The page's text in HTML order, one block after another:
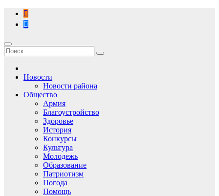
Перейти
содержимому
Новости
Новости района
Общество
Армия
Благоустройство
Здоровье
История
Конкурсы
Культура
Молодежь
Образование
Патриотизм
Погода
Помощь